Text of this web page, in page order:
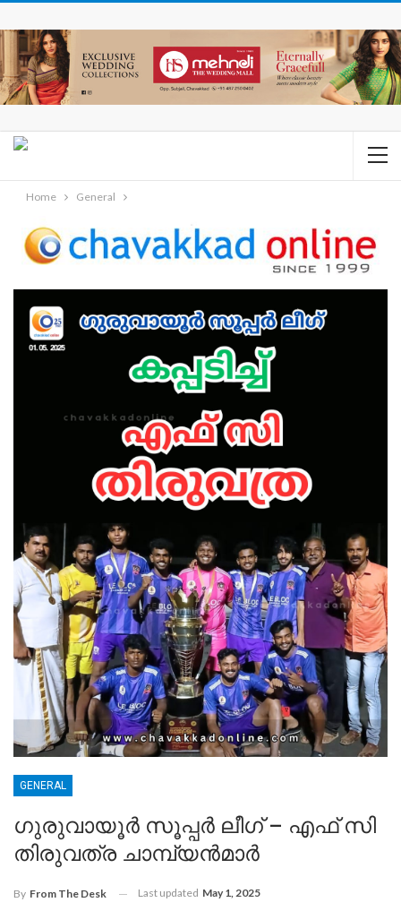
Home General
GENERAL
ഗുരുവായൂർ സൂപ്പർ ലീഗ് – എഫ് സി
തിരുവത്ര ചാമ്പ്യൻമാർ
By From The Desk Last updated May 1, 2025